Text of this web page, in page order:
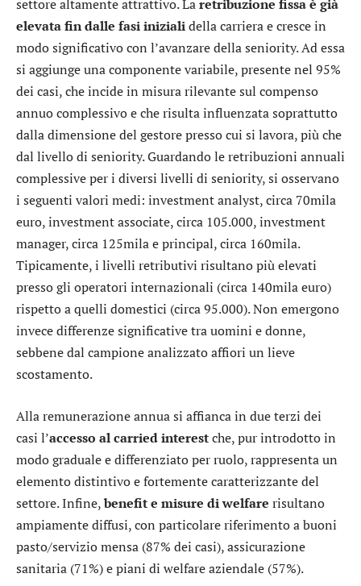
settore altamente attrattivo. Laretribuzione fissa è già
elevata fin dalle fasi inizialidella carriera e cresce in
modo significativo con l’avanzare della seniority. Ad essa
si aggiunge una componente variabile, presente nel 95%
dei casi, che incide in misura rilevante sul compenso
annuo complessivo e che risulta influenzata soprattutto
dalla dimensione del gestore presso cui si lavora, più che
dal livello di seniority. Guardando le retribuzioni annuali
complessive per i diversi livelli di seniority, si osservano
i seguenti valori medi: investment analyst, circa 70mila
euro, investment associate, circa 105.000, investment
manager, circa 125mila e principal, circa 160mila.
Tipicamente, i livelli retributivi risultano più elevati
presso gli operatori internazionali (circa 140mila euro)
rispetto a quelli domestici (circa 95.000). Non emergono
invece differenze significative tra uomini e donne,
sebbene dal campione analizzato affiori un lieve
scostamento.
Alla remunerazione annua si affianca in due terzi dei
casi l’accesso al carried interestche, pur introdotto in
modo graduale e differenziato per ruolo, rappresenta un
elemento distintivo e fortemente caratterizzante del
settore. Infine,benefit e misure di welfare risultano
ampiamente diffusi, con particolare riferimento a buoni
pasto/servizio mensa (87% dei casi), assicurazione
sanitaria (71%) e piani di welfare aziendale (57%).